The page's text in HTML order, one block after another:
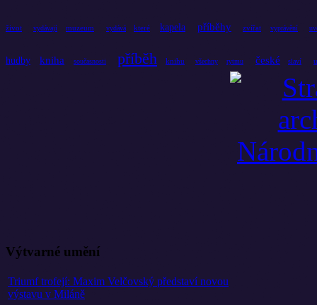
život vydávají muzeum vydává které kapela příběhy zvířat vyprávění
hudby kniha současnosti příběh knihu všechny rytmu české slaví
Výtvarné umění
Triumf trofejí: Maxim Velčovský představí novou
výstavu v Miláně